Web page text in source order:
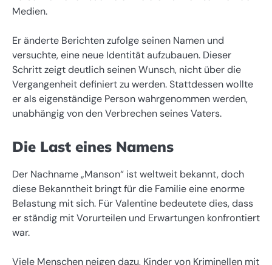
Medien.
Er änderte Berichten zufolge seinen Namen und
versuchte, eine neue Identität aufzubauen. Dieser
Schritt zeigt deutlich seinen Wunsch, nicht über die
Vergangenheit definiert zu werden. Stattdessen wollte
er als eigenständige Person wahrgenommen werden,
unabhängig von den Verbrechen seines Vaters.
Die Last eines Namens
Der Nachname „Manson“ ist weltweit bekannt, doch
diese Bekanntheit bringt für die Familie eine enorme
Belastung mit sich. Für Valentine bedeutete dies, dass
er ständig mit Vorurteilen und Erwartungen konfrontiert
war.
Viele Menschen neigen dazu, Kinder von Kriminellen mit